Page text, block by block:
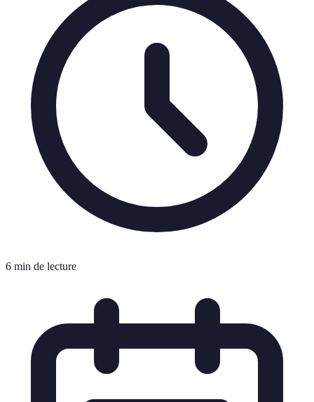
6 min de lecture